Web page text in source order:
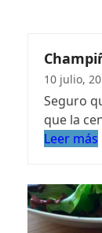
10 julio,
Seguro
que la
Leer más